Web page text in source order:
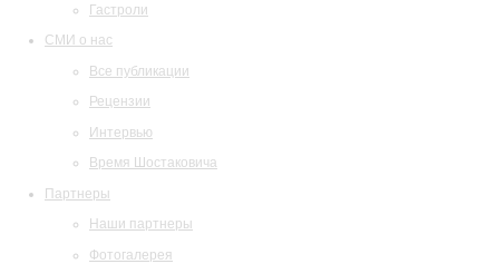
Гастроли
СМИ о нас
Все публикации
Рецензии
Интервью
Время Шостаковича
Партнеры
Наши партнеры
Фотогалерея